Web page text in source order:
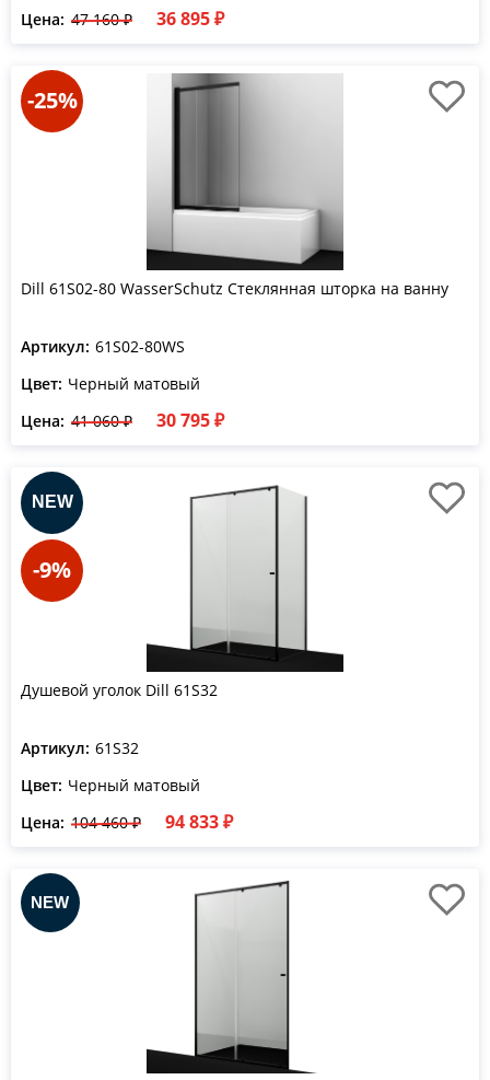
Цена: 47 160 ₽ 36 895 ₽
-25%
Dill 61S02-80 WasserSchutz Стеклянная шторка на ванну
Артикул: 61S02-80WS
Цвет: Черный матовый
Цена: 41 060 ₽ 30 795 ₽
-9%
Душевой уголок Dill 61S32
Артикул: 61S32
Цвет: Черный матовый
Цена: 104 460 ₽ 94 833 ₽